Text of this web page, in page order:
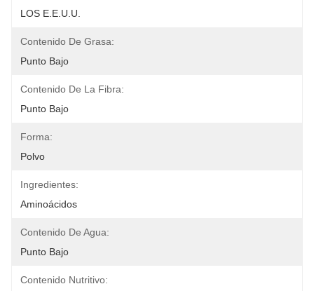
LOS E.E.U.U.
Contenido De Grasa:
Punto Bajo
Contenido De La Fibra:
Punto Bajo
Forma:
Polvo
Ingredientes:
Aminoácidos
Contenido De Agua:
Punto Bajo
Contenido Nutritivo: